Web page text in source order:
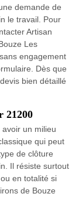
demande de
le travail. Pour
Artisan
Les
engagement
Dès que
bien détaillé
21200
un milieu
qui peut
de clôture
Il résiste surtout
en totalité si
de Bouze